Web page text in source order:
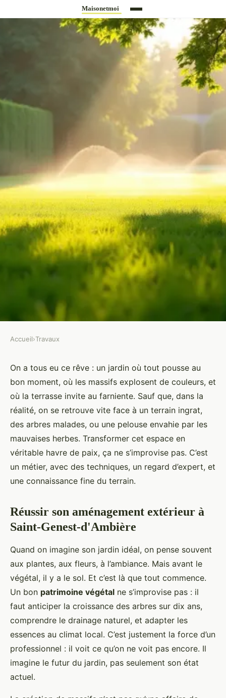
Votre projet de paysagiste à
Saint-Genest-d'Ambière sans
tracas
Auberte•06/03/2026 12:47•11 min de lecture
Accueil›Travaux
On a tous eu ce rêve : un jardin où tout pousse au
bon moment, où les massifs explosent de couleurs, et
où la terrasse invite au farniente. Sauf que, dans la
réalité, on se retrouve vite face à un terrain ingrat,
des arbres malades, ou une pelouse envahie par les
mauvaises herbes. Transformer cet espace en
véritable havre de paix, ça ne s’improvise pas. C’est
un métier, avec des techniques, un regard d’expert, et
une connaissance fine du terrain.
Réussir son aménagement extérieur à
Saint-Genest-d'Ambière
Quand on imagine son jardin idéal, on pense souvent
aux plantes, aux fleurs, à l’ambiance. Mais avant le
végétal, il y a le sol. Et c’est là que tout commence.
Un bon patrimoine végétal ne s’improvise pas : il
faut anticiper la croissance des arbres sur dix ans,
comprendre le drainage naturel, et adapter les
essences au climat local. C’est justement la force d’un
professionnel : il voit ce qu’on ne voit pas encore. Il
imagine le futur du jardin, pas seulement son état
actuel.